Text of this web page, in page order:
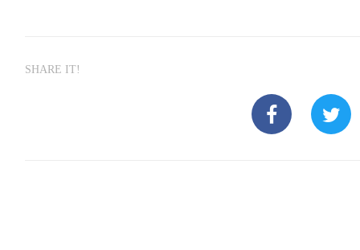
SHARE IT!